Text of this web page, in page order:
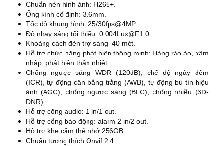
Chuẩn nén hình ảnh: H265+.
Ống kính cố định: 3.6mm.
Tốc độ khung hình: 25/30fps@4MP.
Độ nhạy sáng tối thiểu: 0.004Lux@F1.0.
Khoảng cách đèn trợ sáng: 40 mét.
Hỗ trợ chức năng phát hiện thông minh: Hàng rào ảo, xâm
nhập, phát hiện thân nhiệt.
Chống ngược sáng WDR (120dB), chế độ ngày đêm
(ICR), tự động cân bằng trắng (AWB), tự động bù tín hiệu
ảnh (AGC), chống ngược sáng (BLC), chống nhiễu (3D-
DNR).
Hỗ trợ cổng audio: 1 in/1 out.
Hỗ trợ cổng báo động: alarm 2 in/2 out.
Hỗ trợ khe cắm thẻ nhớ 256GB.
Chuẩn tương thích Onvif 2.4.